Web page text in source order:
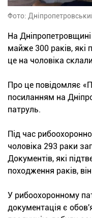
Фото:
На Дніпропетровщині
майже 300 раків, які
це на чоловіка
Про це повідомляє
посиланням на
патруль.
Під час
чоловіка 293 раки
Документів, які
походження раків,
У рибоохоронному
документація є